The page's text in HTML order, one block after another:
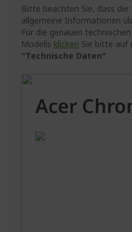
Bitte beachten Sie, dass die
allgemeine Informationen
Für die genauen
Modells klicken Sie bitte auf
"Technische Daten".